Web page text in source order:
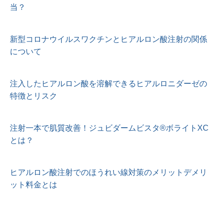
当？
新型コロナウイルスワクチンとヒアルロン酸注射の関係
について
注入したヒアルロン酸を溶解できるヒアルロニダーゼの
特徴とリスク
注射一本で肌質改善！ジュビダームビスタ®︎ボライトXC
とは？
ヒアルロン酸注射でのほうれい線対策のメリットデメリ
ット料金とは